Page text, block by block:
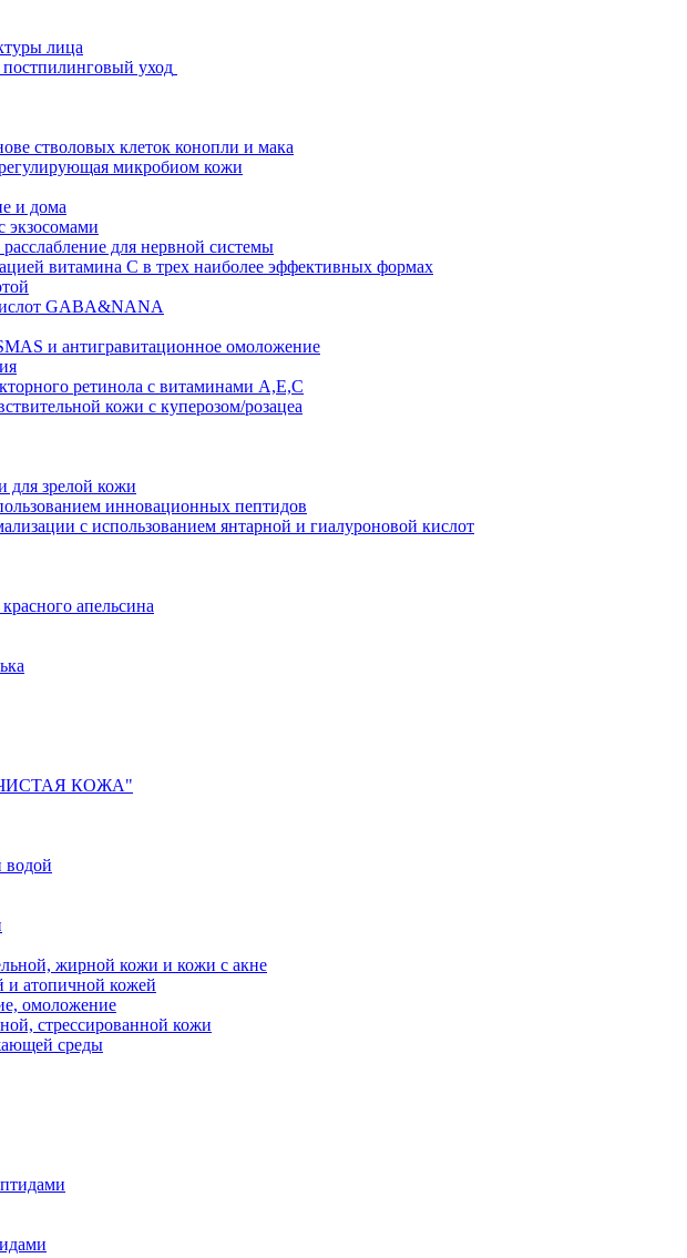
лица
уход
стволовых клеток конопли и мака
микробиом кожи
и дома
экзосомами
для нервной системы
витамина C в трех наиболее эффективных формах
GABA&NANA
и антигравитационное омоложение
ретинола с витаминами A,Е,С
кожи с куперозом/розацеа
для зрелой кожи
инновационных пептидов
с использованием янтарной и гиалуроновой кислот
апельсина
"ЧИСТАЯ КОЖА"
водой
жирной кожи и кожи с акне
и атопичной кожей
омоложение
стрессированной кожи
среды